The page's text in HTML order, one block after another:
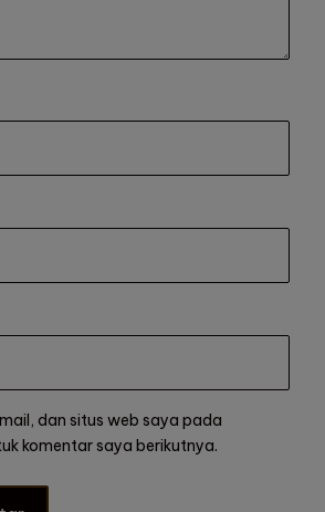
dan situs web saya pada
komentar saya berikutnya.